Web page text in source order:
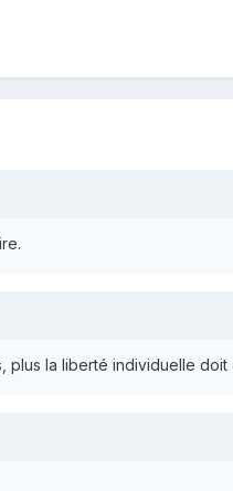
plus la liberté individuelle doit